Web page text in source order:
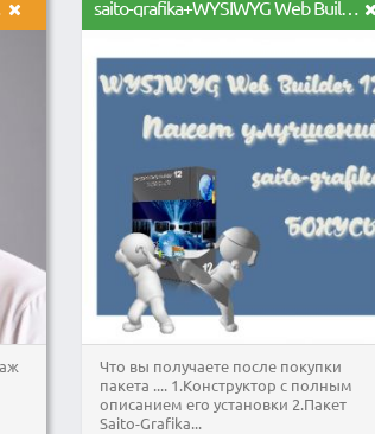
saito-grafika+WYSIWYG Web Builder 12+Дополнения
Что вы получаете после покупки
пакета .... 1.Конструктор с полным
описанием его установки 2.Пакет
Saito-Grafika...